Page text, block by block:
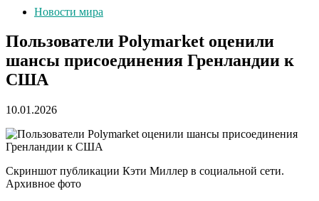
Новости мира
Пользователи Polymarket оценили
шансы присоединения Гренландии к
США
10.01.2026
Скриншот публикации Кэти Миллер в социальной сети.
Архивное фото